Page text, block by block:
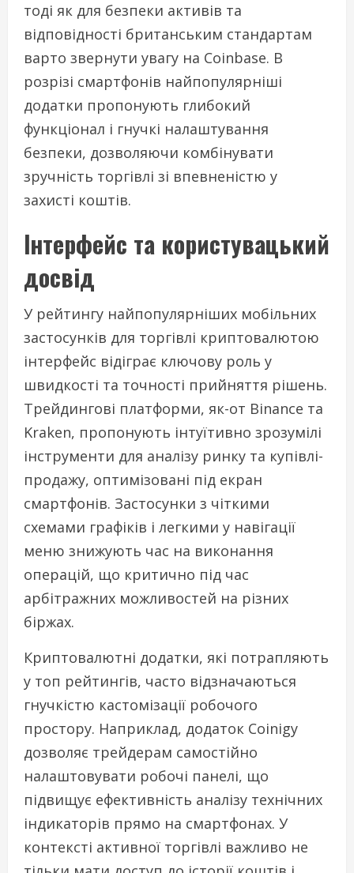
тоді як для безпеки активів та
відповідності британським стандартам
варто звернути увагу на Coinbase. В
розрізі смартфонів найпопулярніші
додатки пропонують глибокий
функціонал і гнучкі налаштування
безпеки, дозволяючи комбінувати
зручність торгівлі зі впевненістю у
захисті коштів.
Інтерфейс та користувацький
досвід
У рейтингу найпопулярніших мобільних
застосунків для торгівлі криптовалютою
інтерфейс відіграє ключову роль у
швидкості та точності прийняття рішень.
Трейдингові платформи, як-от Binance та
Kraken, пропонують інтуїтивно зрозумілі
інструменти для аналізу ринку та купівлі-
продажу, оптимізовані під екран
смартфонів. Застосунки з чіткими
схемами графіків і легкими у навігації
меню знижують час на виконання
операцій, що критично під час
арбітражних можливостей на різних
біржах.
Криптовалютні додатки, які потрапляють
у топ рейтингів, часто відзначаються
гнучкістю кастомізації робочого
простору. Наприклад, додаток Coinigy
дозволяє трейдерам самостійно
налаштовувати робочі панелі, що
підвищує ефективність аналізу технічних
індикаторів прямо на смартфонах. У
контексті активної торгівлі важливо не